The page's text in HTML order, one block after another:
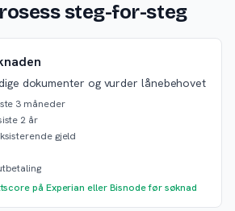
steg-for-steg
dokumenter og vurder lånebehovet
3 måneder
2 år
gjeld
på Experian eller Bisnode før søknad